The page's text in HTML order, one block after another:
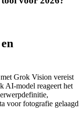
Grok Vision vereist
AI-model reageert het
voor fotografie gelaagd